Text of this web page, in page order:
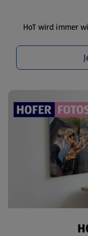
HoT wird immer